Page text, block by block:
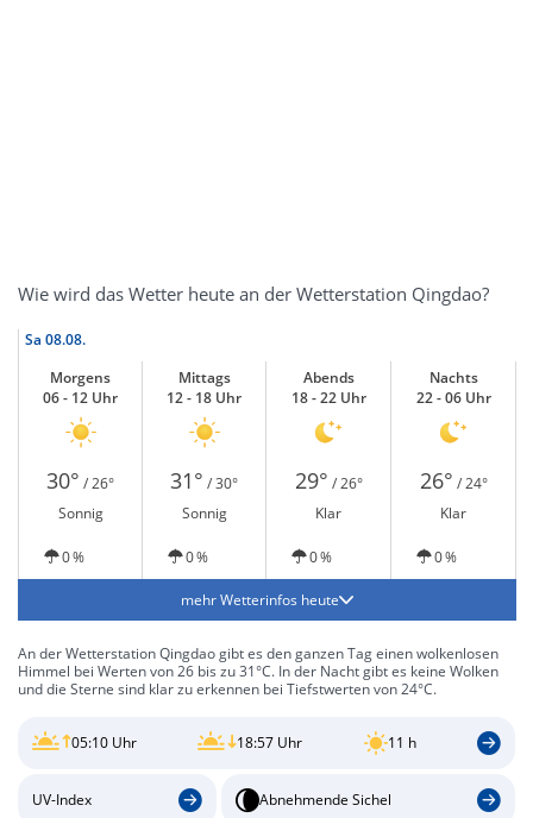
Wie wird das Wetter heute an der Wetterstation Qingdao?
Sa 08.08.
Morgens
06 - 12 Uhr
Mittags
12 - 18 Uhr
Abends
18 - 22 Uhr
Nachts
22 - 06 Uhr
30° / 26° 31° / 30° 29° / 26° 26° / 24°
Sonnig
Sonnig Klar Klar
0 % 0 % 0 % 0 %
mehr Wetterinfos heute
An der Wetterstation Qingdao gibt es den ganzen Tag einen wolkenlosen
Himmel bei Werten von 26 bis zu 31°C. In der Nacht gibt es keine Wolken
und die Sterne sind klar zu erkennen bei Tiefstwerten von 24°C.
05:10 Uhr 18:57 Uhr 11 h
UV-Index Abnehmende Sichel